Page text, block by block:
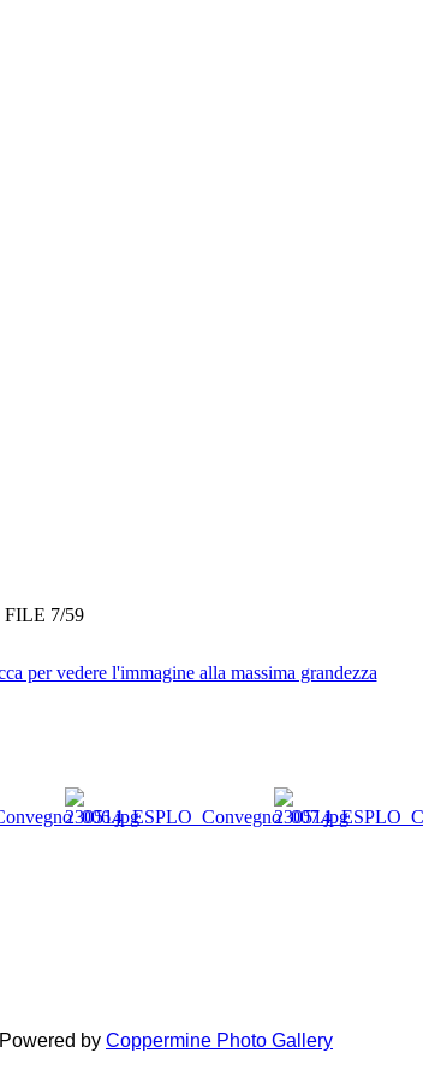
FILE 7/59
Powered by Coppermine Photo Gallery